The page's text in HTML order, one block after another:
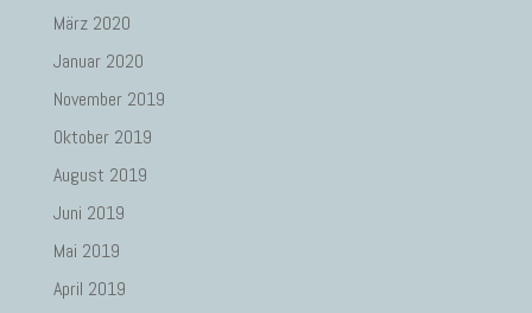
März 2020
Januar 2020
November 2019
Oktober 2019
August 2019
Juni 2019
Mai 2019
April 2019